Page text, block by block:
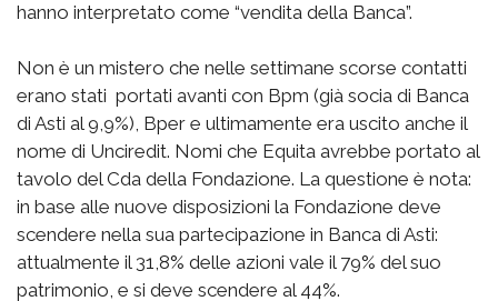
hanno interpretato come “vendita della Banca”.
Non è un mistero che nelle settimane scorse contatti
erano stati portati avanti con Bpm (già socia di Banca
di Asti al 9,9%), Bper e ultimamente era uscito anche il
nome di Unciredit. Nomi che Equita avrebbe portato al
tavolo del Cda della Fondazione. La questione è nota:
in base alle nuove disposizioni la Fondazione deve
scendere nella sua partecipazione in Banca di Asti:
attualmente il 31,8% delle azioni vale il 79% del suo
patrimonio, e si deve scendere al 44%.